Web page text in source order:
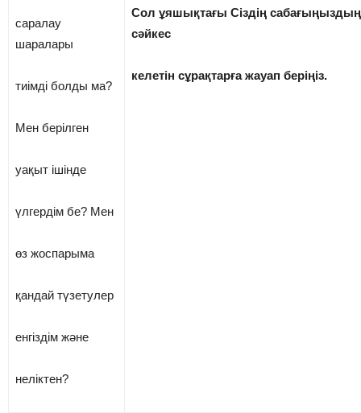
саралау
шаралары
тиімді болды ма?
Мен берілген
уақыт ішінде
үлгердім бе? Мен
өз жоспарыма
қандай түзетулер
енгіздім жəне
неліктен?
Сол ұяшықтағы Сіздің
сəйкес
келетін сұрақтарға жауап беріңіз.